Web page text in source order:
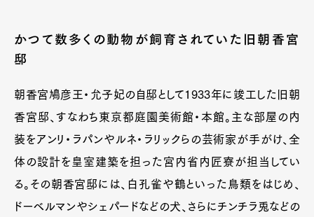
かつて数多くの動物が飼育されていた旧朝香宮
邸
朝香宮鳩彦王・允子妃の自邸として1933年に竣工した旧朝
香宮邸、すなわち東京都庭園美術館・本館。主な部屋の内
装をアンリ・ラパンやルネ・ラリックらの芸術家が手がけ、全
体の設計を皇室建築を担った宮内省内匠寮が担当してい
る。その朝香宮邸には、白孔雀や鶴といった鳥類をはじめ、
ドーベルマンやシェパードなどの犬、さらにチンチラ兎などの